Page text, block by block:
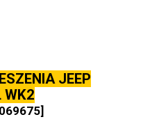
JEEP
WK2